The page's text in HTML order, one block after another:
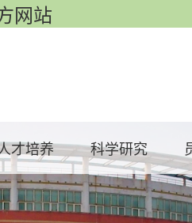
网站
才培养 科学研究